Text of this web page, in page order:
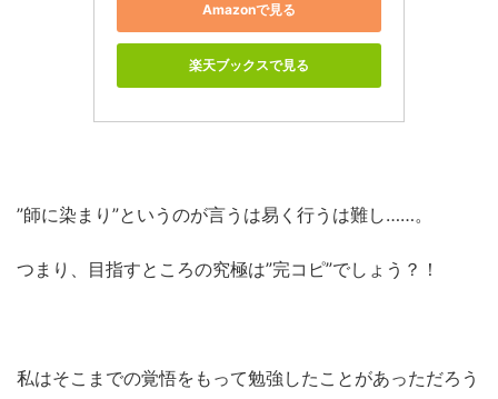
Amazonで見る
楽天ブックスで見る
”師に染まり”というのが言うは易く行うは難し……。
つまり、目指すところの究極は”完コピ”でしょう？！
私はそこまでの覚悟をもって勉強したことがあっただろう